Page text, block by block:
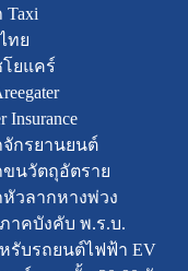
ทย
ยแคร์
Insurance
กรยานยนต์
นวัตถุอัตราย
วลากหางพ่วง
าคบังคับ พ.ร.บ.
รับรถยนต์ไฟฟ้า EV